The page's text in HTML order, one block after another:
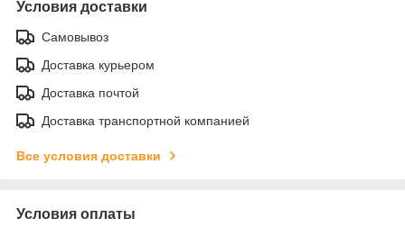
Условия доставки
Самовывоз
Доставка курьером
Доставка почтой
Доставка транспортной компанией
Все условия доставки
Условия оплаты